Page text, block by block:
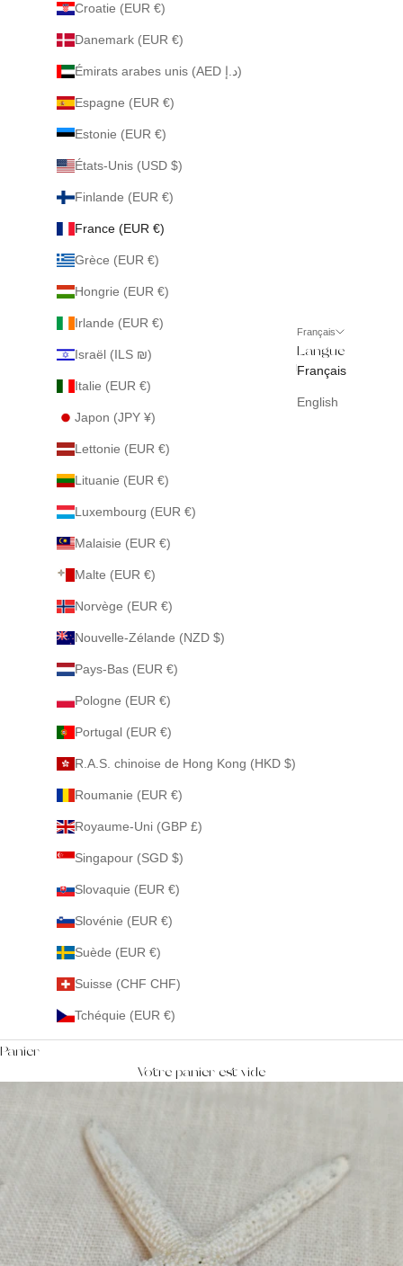
Croatie (EUR €)
Danemark (EUR €)
Émirats arabes unis (AED د.إ)
Espagne (EUR €)
Estonie (EUR €)
États-Unis (USD $)
Finlande (EUR €)
France (EUR €)
Grèce (EUR €)
Hongrie (EUR €)
Irlande (EUR €)
Israël (ILS ₪)
Italie (EUR €)
Japon (JPY ¥)
Lettonie (EUR €)
Lituanie (EUR €)
Luxembourg (EUR €)
Malaisie (EUR €)
Malte (EUR €)
Norvège (EUR €)
Nouvelle-Zélande (NZD $)
Pays-Bas (EUR €)
Pologne (EUR €)
Portugal (EUR €)
R.A.S. chinoise de Hong Kong (HKD $)
Roumanie (EUR €)
Royaume-Uni (GBP £)
Singapour (SGD $)
Slovaquie (EUR €)
Slovénie (EUR €)
Suède (EUR €)
Suisse (CHF CHF)
Tchéquie (EUR €)
Français
Langue
Français
English
Panier
Votre panier est vide